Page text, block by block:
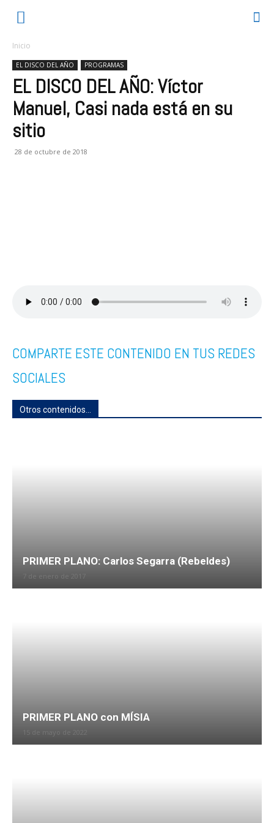
Inicio
EL DISCO DEL AÑO PROGRAMAS
EL DISCO DEL AÑO: Víctor
Manuel, Casi nada está en su
sitio
28 de octubre de 2018
COMPARTE ESTE CONTENIDO EN TUS REDES
SOCIALES
Otros contenidos...
PRIMER PLANO: Carlos Segarra (Rebeldes)
7 de enero de 2017
PRIMER PLANO con MÍSIA
15 de mayo de 2022